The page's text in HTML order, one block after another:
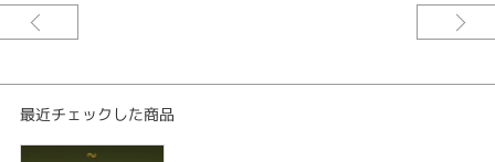
最近チェックした商品